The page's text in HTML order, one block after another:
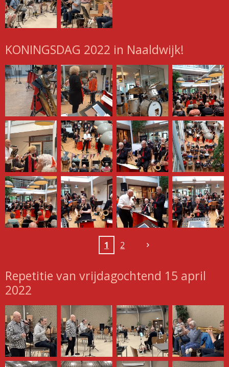
KONINGSDAG 2022 in Naaldwijk!
1 2
Repetitie van vrijdagochtend 15 april
2022